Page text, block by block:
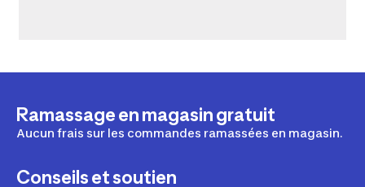
Ramassage en magasin gratuit
Aucun frais sur les commandes ramassées en magasin.
Conseils et soutien